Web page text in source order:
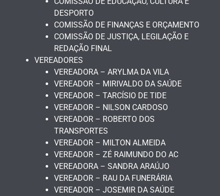
DESPORTO
COMISSÃO DE FINANÇAS E ORÇAMENTO
COMISSÃO DE JUSTIÇA, LEGILAÇÃO E
REDAÇÃO FINAL
VEREADORES
VEREADORA – ARYLMA DA VILA
VEREADOR – MIRIVALDO DA SAÚDE
VEREADOR – TARCÍSIO DE TIDE
VEREADOR – NILSON CARDOSO
VEREADOR – ROBERTO DOS
TRANSPORTES
VEREADOR – MILTON ALMEIDA
VEREADOR – ZÉ RAIMUNDO DO AC
VEREADORA – SANDRA ARAÚJO
VEREADOR – RAU DA FUNERÁRIA
VEREADOR – JOSEMIR DA SAÚDE